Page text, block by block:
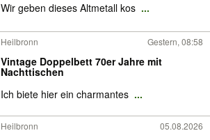
Wir geben dieses Altmetall kos ...
Heilbronn Gestern, 08:58
Vintage Doppelbett 70er Jahre mit
Nachttischen
Ich biete hier ein charmantes ...
Heilbronn 05.08.2026